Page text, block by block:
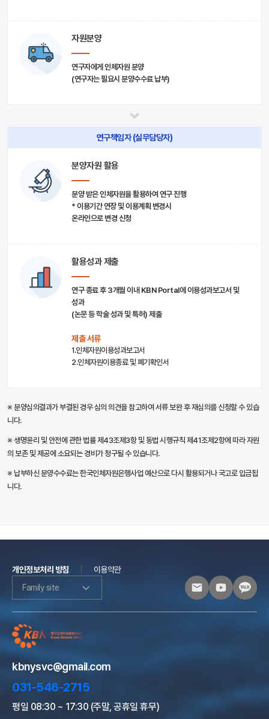
자원분양
연구자에게 인체자원 분양
(연구자는 필요시 분양수수료 납부)
연구책임자 (실무담당자)
분양자원 활용
분양 받은 인체자원을 활용하여 연구 진행
* 이용기간 연장 및 이용계획 변경시
온라인으로 변경 신청
활용성과 제출
연구 종료 후 3개월 이내 KBN Portal에 이용성과보고서 및
성과
(논문 등 학술 성과 및 특허) 제출
제출 서류
1.인체자원이용성과보고서
2.인체자원이용종료 및 폐기확인서
※ 분양심의결과가 부결된 경우 심의 의견을 참고하여 서류 보완 후 재심의를 신청할 수 있습
니다.
※ 생명윤리 및 안전에 관한 법률 제43조제3항 및 동법 시행규칙 제41조제2항에 따라 자원
의 보존 및 제공에 소요되는 경비가 청구될 수 있습니다.
※ 납부하신 분양수수료는 한국인체자원은행사업 예산으로 다시 활용되거나 국고로 입금됩
니다.
개인정보처리 방침
이용약관
Family site
kbnysvc@gmail.com
031-546-2715
평일 08:30 ~ 17:30 (주말, 공휴일 휴무)